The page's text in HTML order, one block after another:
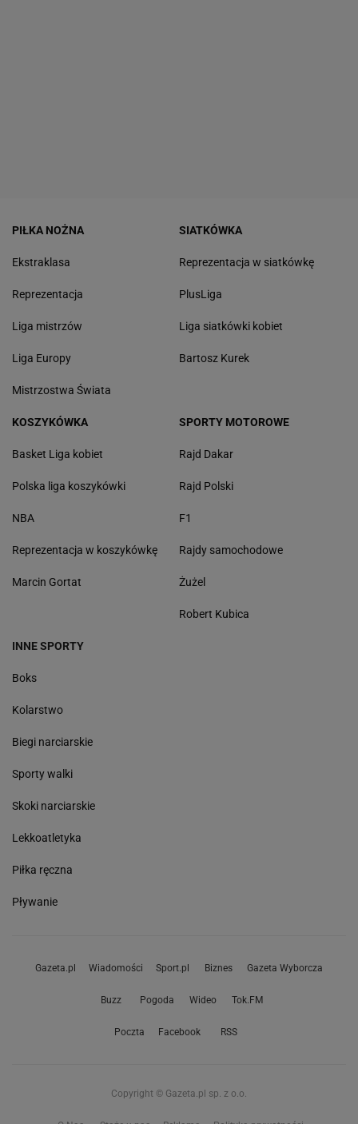
PIŁKA NOŻNA
Ekstraklasa
Reprezentacja
Liga mistrzów
Liga Europy
Mistrzostwa Świata
SIATKÓWKA
Reprezentacja w siatkówkę
PlusLiga
Liga siatkówki kobiet
Bartosz Kurek
KOSZYKÓWKA
Basket Liga kobiet
Polska liga koszykówki
NBA
Reprezentacja w koszykówkę
Marcin Gortat
SPORTY MOTOROWE
Rajd Dakar
Rajd Polski
F1
Rajdy samochodowe
Żużel
Robert Kubica
INNE SPORTY
Boks
Kolarstwo
Biegi narciarskie
Sporty walki
Skoki narciarskie
Lekkoatletyka
Piłka ręczna
Pływanie
Gazeta.pl Wiadomości Sport.pl Biznes Gazeta Wyborcza
Buzz Pogoda Wideo Tok.FM
Poczta Facebook RSS
Copyright © Gazeta.pl sp. z o.o.